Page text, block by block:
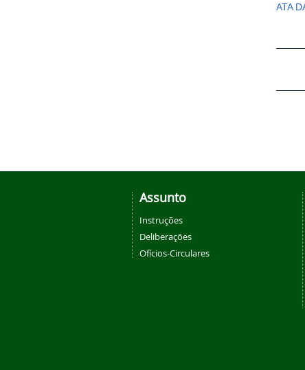
ATA
Assunto
Instruções
Deliberações
Ofícios-Circulares